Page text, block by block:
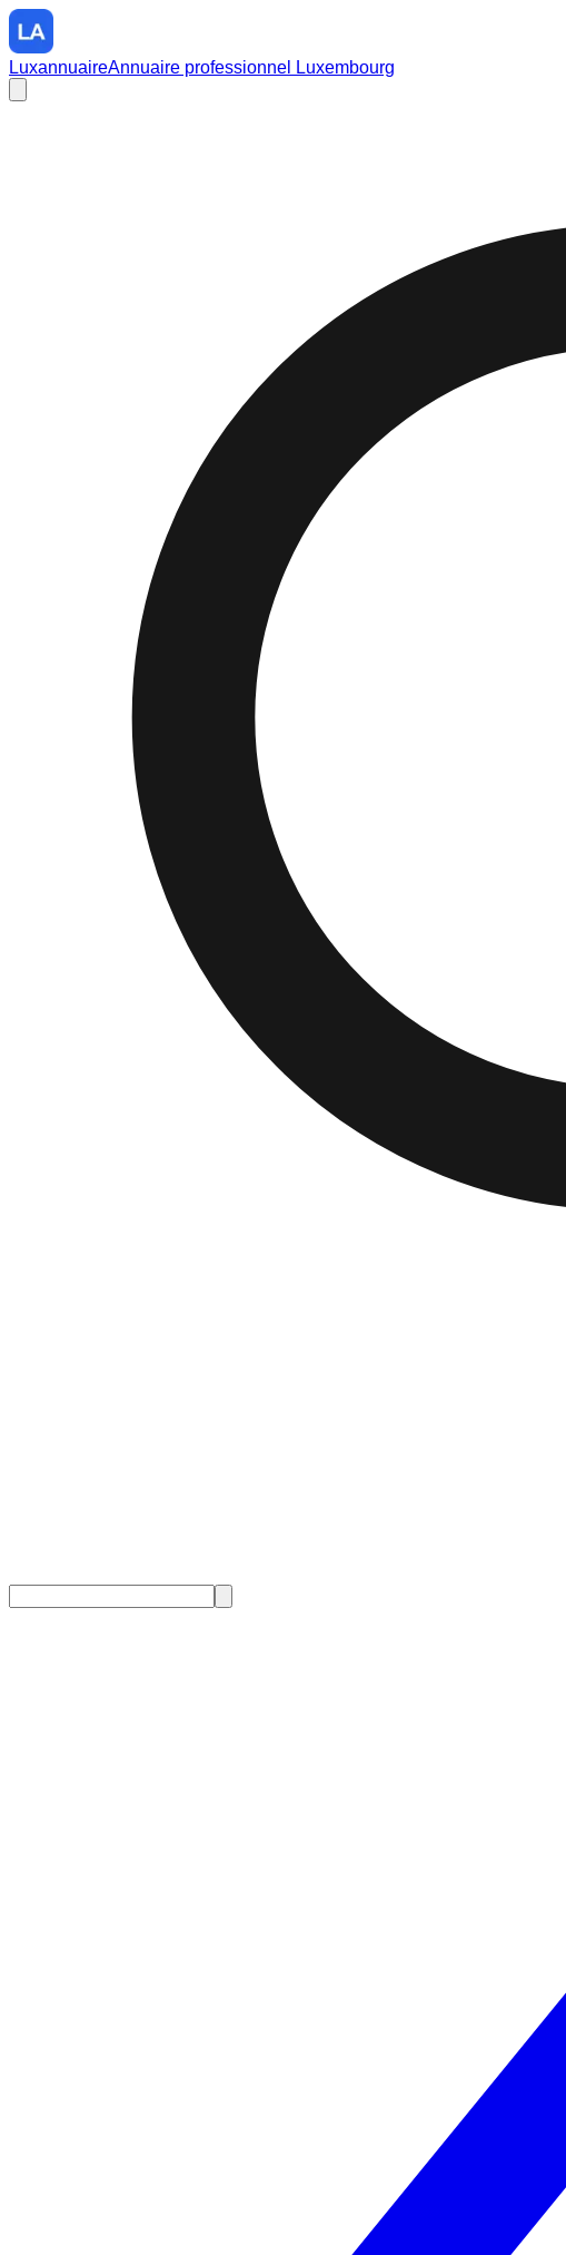
LuxannuaireAnnuaire professionnel Luxembourg